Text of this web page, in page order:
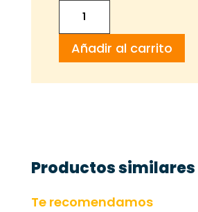
REDONDO
DE
TERNERA
Añadir al carrito
Productos similares
Te recomendamos